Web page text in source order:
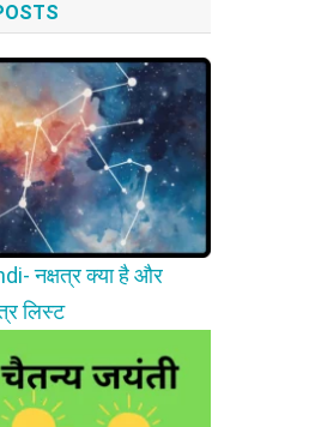
नक्षत्र क्या है और
लिस्ट